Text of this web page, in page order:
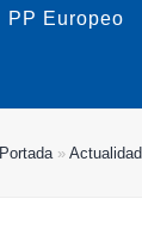
PP Europeo
Portada» Actualidad